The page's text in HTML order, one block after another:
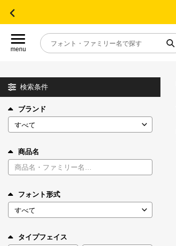
menu
目的別フォントガイド
特集
年間ライセンス商品
キャンペーン一覧
検索条件
ブランド
商品名
フォント形式
タイプフェイス